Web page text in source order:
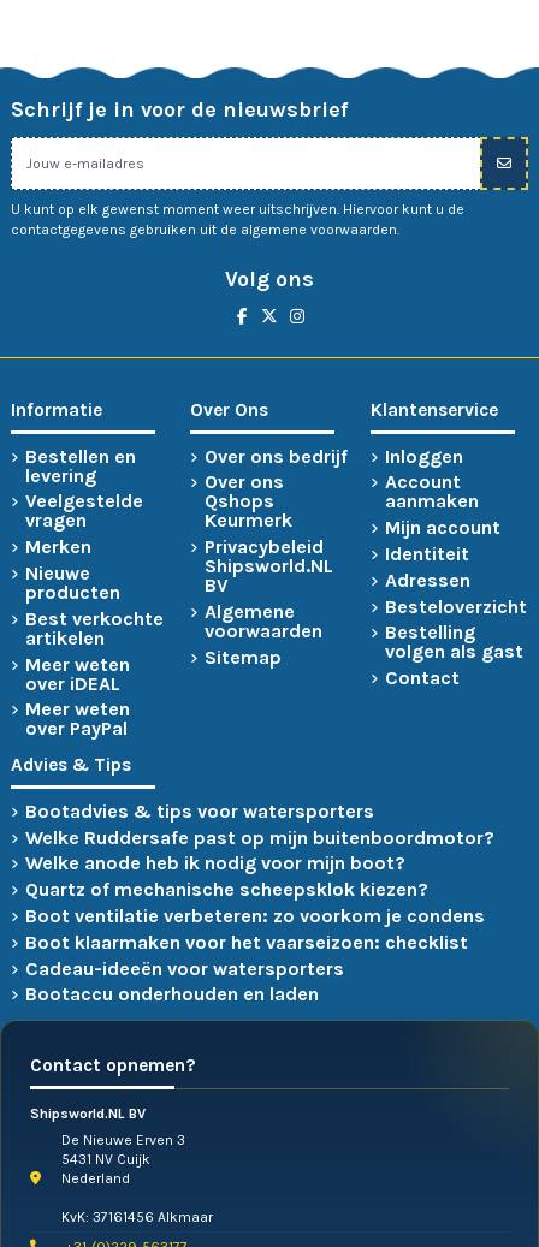
Schrijf je in voor de nieuwsbrief
U kunt op elk gewenst moment weer uitschrijven. Hiervoor kunt u de
contactgegevens gebruiken uit de algemene voorwaarden.
Volg ons
Informatie
Bestellen en
levering
Veelgestelde
vragen
Merken
Nieuwe
producten
Best verkochte
artikelen
Meer weten
over iDEAL
Meer weten
over PayPal
Over Ons
Over ons bedrijf
Over ons
Qshops
Keurmerk
Privacybeleid
Shipsworld.NL
BV
Algemene
voorwaarden
Sitemap
Klantenservice
Inloggen
Account
aanmaken
Mijn account
Identiteit
Adressen
Besteloverzicht
Bestelling
volgen als gast
Contact
Advies & Tips
Bootadvies & tips voor watersporters
Welke Ruddersafe past op mijn buitenboordmotor?
Welke anode heb ik nodig voor mijn boot?
Quartz of mechanische scheepsklok kiezen?
Boot ventilatie verbeteren: zo voorkom je condens
Boot klaarmaken voor het vaarseizoen: checklist
Cadeau-ideeën voor watersporters
Bootaccu onderhouden en laden
Contact opnemen?
Shipsworld.NL BV
De Nieuwe Erven 3
5431 NV Cuijk
Nederland
KvK: 37161456 Alkmaar